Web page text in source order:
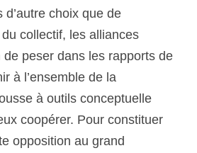
d’autre choix que de
collectif, les alliances
peser dans les rapports de
à l’ensemble de la
à outils conceptuelle
coopérer. Pour constituer
opposition au grand